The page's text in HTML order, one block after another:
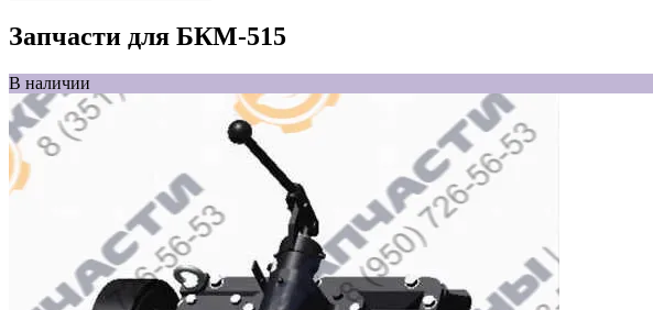
Запчасти для БКМ-515
В наличии